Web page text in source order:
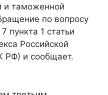
и таможенной
по вопросу
пункта 1 статьи
Российской
РФ) и сообщает.